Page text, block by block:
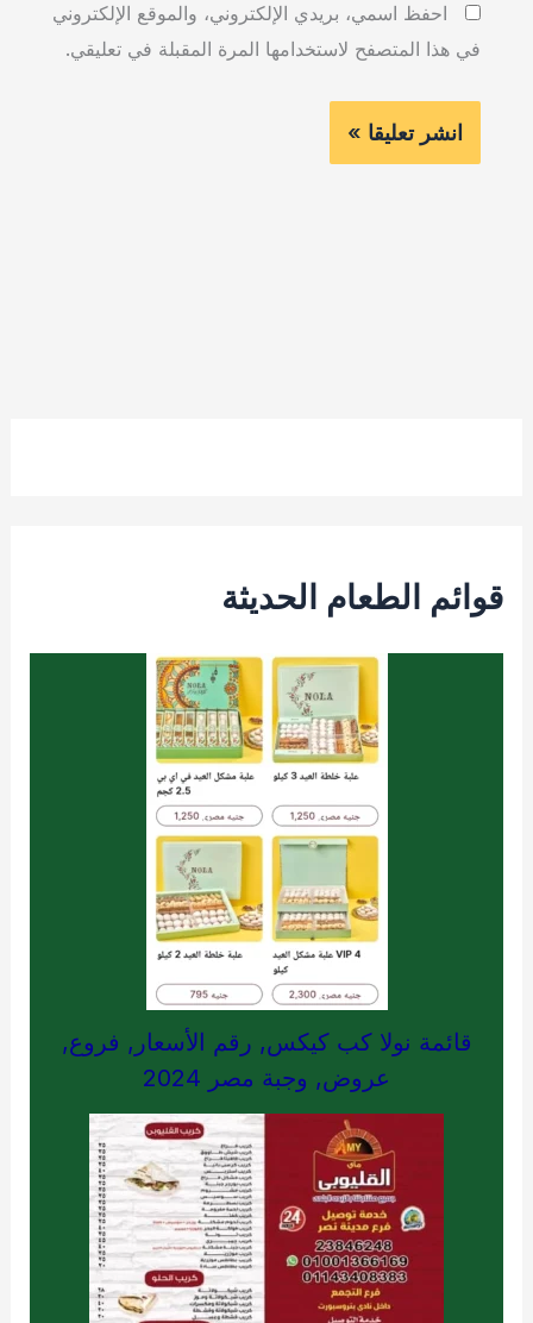
احفظ اسمي، بريدي الإلكتروني، والموقع الإلكتروني
في هذا المتصفح لاستخدامها المرة المقبلة في تعليقي.
قوائم الطعام الحديثة
قائمة نولا كب كيكس, رقم الأسعار, فروع,
عروض, وجبة مصر 2024